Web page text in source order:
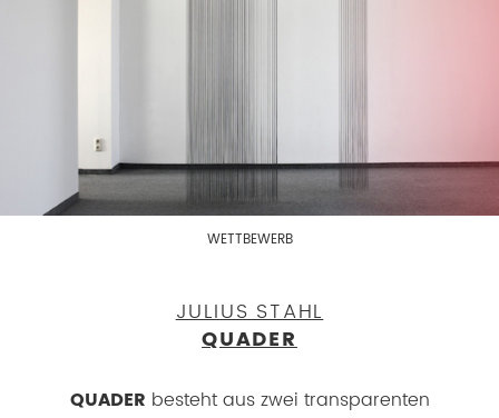
WETTBEWERB
JULIUS STAHL
QUADER
QUADER besteht aus zwei transparenten